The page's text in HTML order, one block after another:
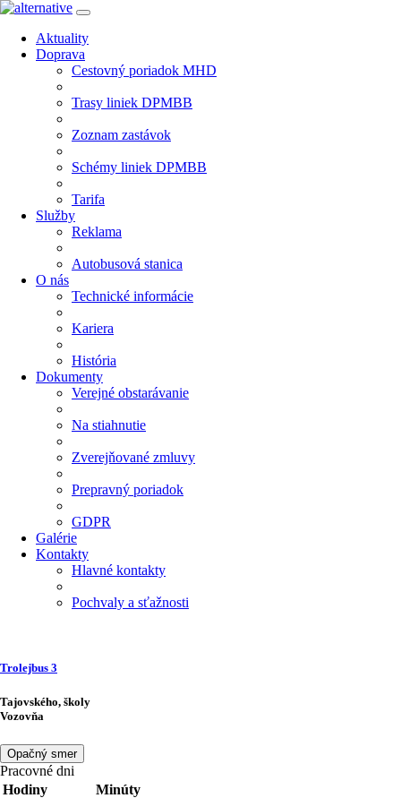
Aktuality
Doprava
Cestovný poriadok MHD
Trasy liniek DPMBB
Zoznam zastávok
Schémy liniek DPMBB
Tarifa
Služby
Reklama
Autobusová stanica
O nás
Technické informácie
Kariera
História
Dokumenty
Verejné obstarávanie
Na stiahnutie
Zverejňované zmluvy
Prepravný poriadok
GDPR
Galérie
Kontakty
Hlavné kontakty
Pochvaly a sťažnosti
Trolejbus 3
Tajovského, školy
Vozovňa
Opačný smer
Pracovné dni
Hodiny
Minúty